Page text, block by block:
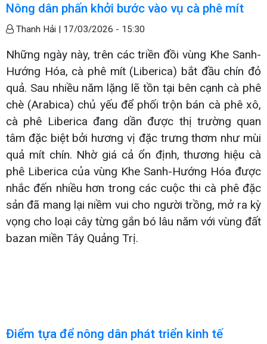
Nông dân phấn khởi bước vào vụ cà phê mít
Thanh Hải | 17/03/2026 - 15:30
Những ngày này, trên các triền đồi vùng Khe Sanh-
Hướng Hóa, cà phê mít (Liberica) bắt đầu chín đỏ
quả. Sau nhiều năm lặng lẽ tồn tại bên cạnh cà phê
chè (Arabica) chủ yếu để phối trộn bán cà phê xô,
cà phê Liberica đang dần được thị trường quan
tâm đặc biệt bởi hương vị đặc trưng thơm như mùi
quả mít chín. Nhờ giá cả ổn định, thương hiệu cà
phê Liberica của vùng Khe Sanh-Hướng Hóa được
nhắc đến nhiều hơn trong các cuộc thi cà phê đặc
sản đã mang lại niềm vui cho người trồng, mở ra kỳ
vọng cho loại cây từng gắn bó lâu năm với vùng đất
bazan miền Tây Quảng Trị.
Điểm tựa để nông dân phát triển kinh tế